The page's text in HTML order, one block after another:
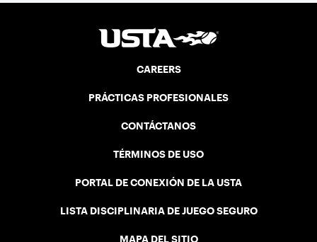
CAREERS
PRÁCTICAS PROFESIONALES
CONTÁCTANOS
TÉRMINOS DE USO
PORTAL DE CONEXIÓN DE LA USTA
LISTA DISCIPLINARIA DE JUEGO SEGURO
MAPA DEL SITIO